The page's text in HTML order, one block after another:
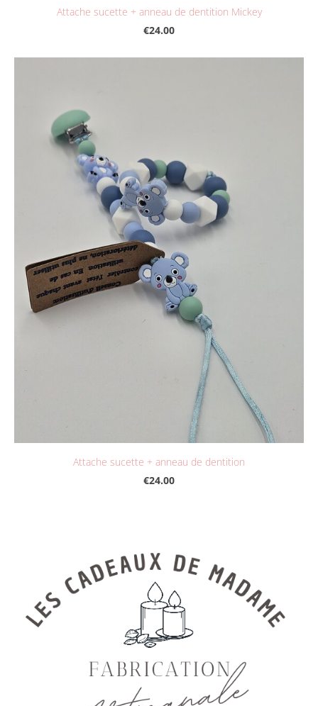
Attache sucette + anneau de dentition Mickey
€24.00
Attache sucette + anneau de dentition
€24.00